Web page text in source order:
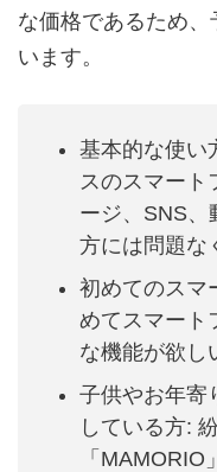
な価格であるため
います。
基本的な使い
スのスマート
ージ、SNS、
方には問題な
初めてのスマ
めてスマート
な機能が欲し
子供やお年寄
している方:
「